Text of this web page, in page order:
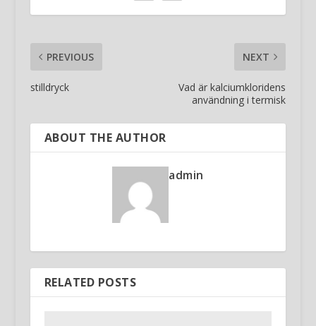
PREVIOUS
stilldryck
NEXT
Vad är kalciumkloridens
användning i termisk
ABOUT THE AUTHOR
admin
RELATED POSTS